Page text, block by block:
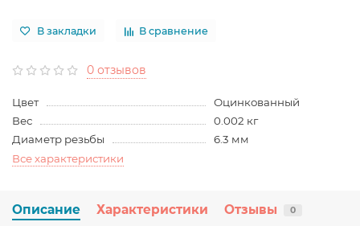
В закладки В сравнение
0 отзывов
Цвет
Оцинкованный
Вес
0.002 кг
Диаметр резьбы
6.3 мм
Все характеристики
Описание Характеристики Отзывы 0